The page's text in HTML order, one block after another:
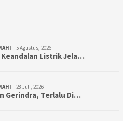
5 Agustus, 2026
Keandalan Listrik Jela…
28 Juli, 2026
Gerindra, Terlalu Di…